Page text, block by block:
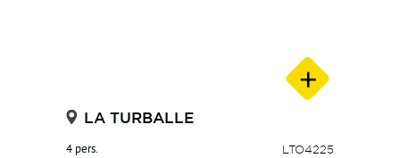
LA TURBALLE
4 pers. LTO4225